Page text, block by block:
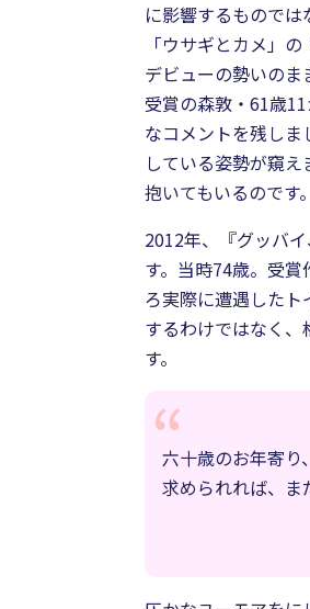
に影響するもので
「ウサギとカメ」
デビューの勢いの
受賞の森敦・61歳
なコメントを残し
している姿勢が窺
抱いてもいるのです。
2012年、『グッバ
す。当時74歳。受
ろ実際に遭遇したト
するわけではなく
す。
六十歳のお年寄り
求められれば、ま